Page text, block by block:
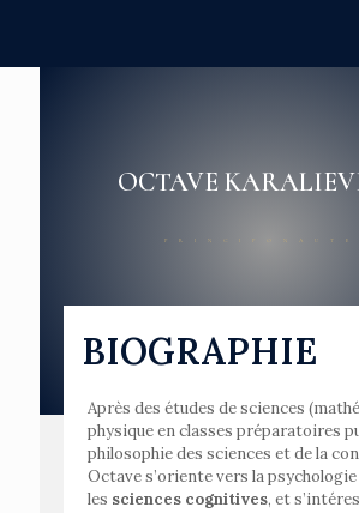
OCTAVE
BIOGRAPHIE
Après des études de sciences
physique en classes préparatoires
philosophie des sciences et de la
Octave s’oriente vers la
les sciences cognitives, et